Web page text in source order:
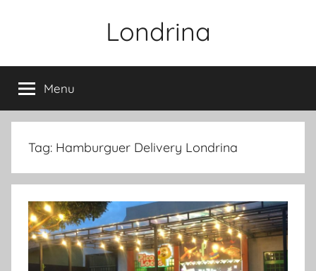
conteúdo
Londrina
Menu
Tag: Hamburguer Delivery Londrina